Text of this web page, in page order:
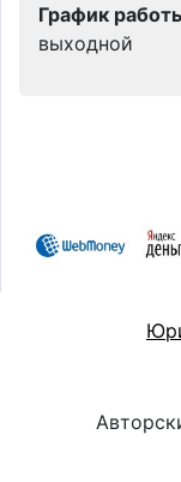
График
выходной